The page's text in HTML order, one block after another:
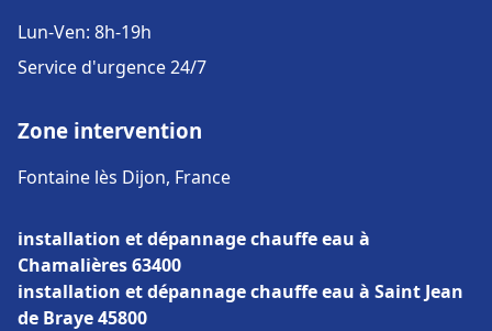
Lun-Ven: 8h-19h
Service d'urgence 24/7
Zone intervention
Fontaine lès Dijon, France
installation et dépannage chauffe eau à
Chamalières 63400
installation et dépannage chauffe eau à Saint Jean
de Braye 45800